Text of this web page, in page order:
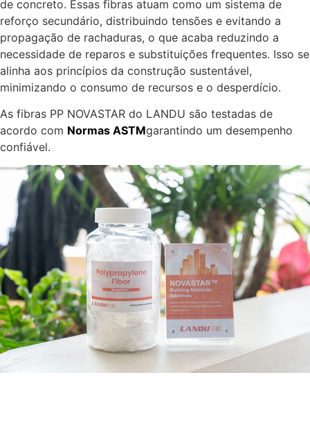
de concreto. Essas fibras atuam como um sistema de
reforço secundário, distribuindo tensões e evitando a
propagação de rachaduras, o que acaba reduzindo a
necessidade de reparos e substituições frequentes. Isso se
alinha aos princípios da construção sustentável,
minimizando o consumo de recursos e o desperdício.
As fibras PP NOVASTAR do LANDU são testadas de
acordo com Normas ASTMgarantindo um desempenho
confiável.